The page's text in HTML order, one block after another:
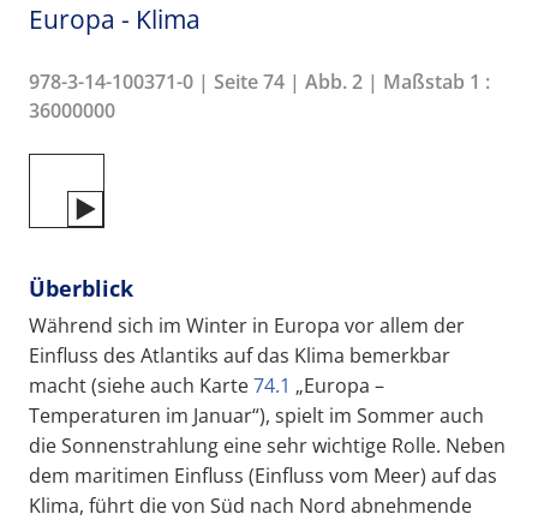
Europa - Klima
978-3-14-100371-0 | Seite 74 | Abb. 2 | Maßstab 1 :
36000000
Überblick
Während sich im Winter in Europa vor allem der
Einfluss des Atlantiks auf das Klima bemerkbar
macht (siehe auch Karte74.1 „Europa –
Temperaturen im Januar“), spielt im Sommer auch
die Sonnenstrahlung eine sehr wichtige Rolle. Neben
dem maritimen Einfluss (Einfluss vom Meer) auf das
Klima, führt die von Süd nach Nord abnehmende